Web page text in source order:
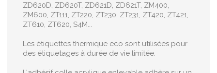
ZD620D, ZD620T, ZD621D, ZD621T, ZM400,
ZM600, ZT111, ZT220, ZT230, ZT231, ZT420, ZT421,
ZT610, ZT620, S4M...
Les étiquettes thermique eco sont utilisées pour
des étiquetages à durée de vie limitée.